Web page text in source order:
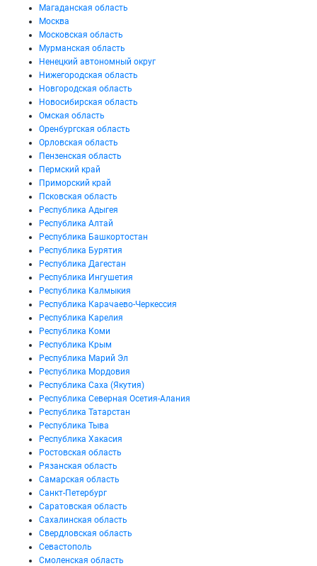
Магаданская область
Москва
Московская область
Мурманская область
Ненецкий автономный округ
Нижегородская область
Новгородская область
Новосибирская область
Омская область
Оренбургская область
Орловская область
Пензенская область
Пермский край
Приморский край
Псковская область
Республика Адыгея
Республика Алтай
Республика Башкортостан
Республика Бурятия
Республика Дагестан
Республика Ингушетия
Республика Калмыкия
Республика Карачаево-Черкессия
Республика Карелия
Республика Коми
Республика Крым
Республика Марий Эл
Республика Мордовия
Республика Саха (Якутия)
Республика Северная Осетия-Алания
Республика Татарстан
Республика Тыва
Республика Хакасия
Ростовская область
Рязанская область
Самарская область
Санкт-Петербург
Саратовская область
Сахалинская область
Свердловская область
Севастополь
Смоленская область